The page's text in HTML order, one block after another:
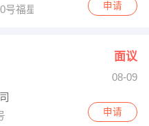
号福星惠誉群星城K3 申请
面议
08-09
申请